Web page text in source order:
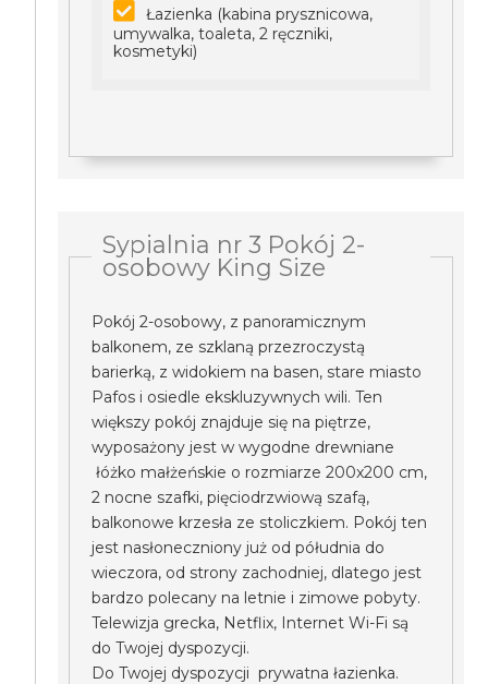
Łazienka (kabina prysznicowa,
umywalka, toaleta, 2 ręczniki,
kosmetyki)
Sypialnia nr 3 Pokój 2-
osobowy King Size
Pokój 2-osobowy, z panoramicznym
balkonem, ze szklaną przezroczystą
barierką, z widokiem na basen, stare miasto
Pafos i osiedle ekskluzywnych wili. Ten
większy pokój znajduje się na piętrze,
wyposażony jest w wygodne drewniane
łóżko małżeńskie o rozmiarze 200x200 cm,
2 nocne szafki, pięciodrzwiową szafą,
balkonowe krzesła ze stoliczkiem. Pokój ten
jest nasłoneczniony już od półudnia do
wieczora, od strony zachodniej, dlatego jest
bardzo polecany na letnie i zimowe pobyty.
Telewizja grecka, Netflix, Internet Wi-Fi są
do Twojej dyspozycji.
Do Twojej dyspozycji prywatna łazienka.